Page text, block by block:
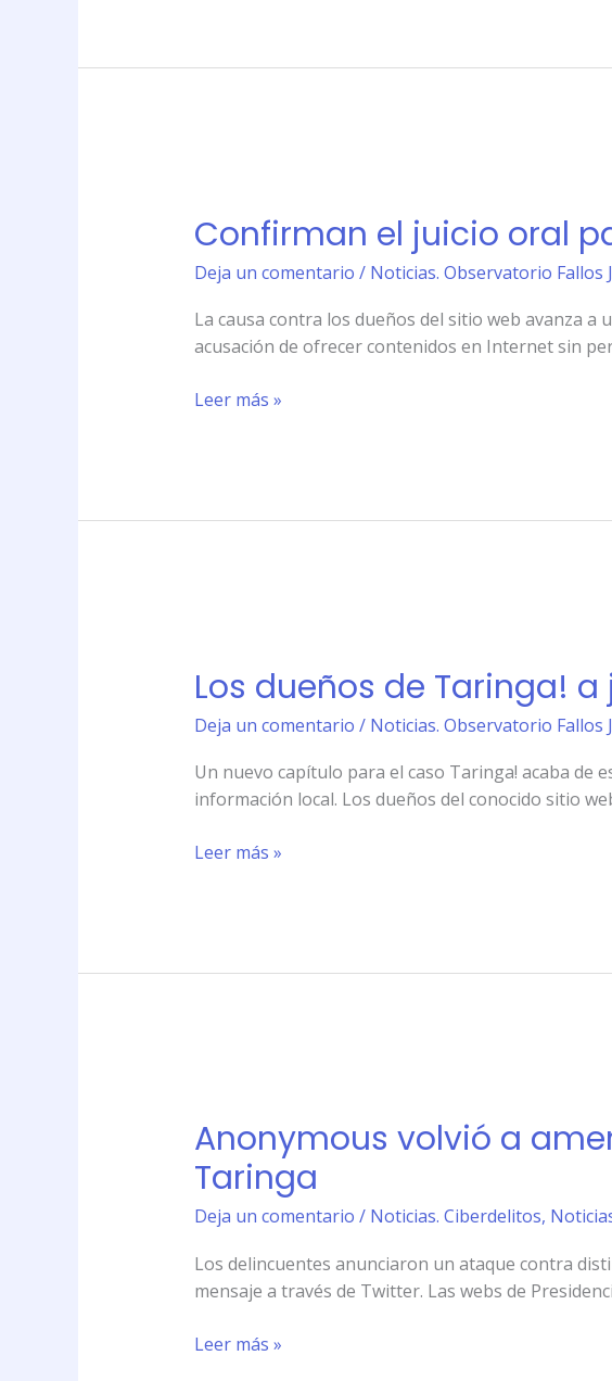
Confirman el juicio oral
Deja un comentario / Noticias. Observatorio Fallos
La causa contra los dueños del sitio web avanza a
acusación de ofrecer contenidos en Internet sin
juicio
para
los
creadores
Taringa!
Leer más »
Los dueños de Taringa!
Deja un comentario / Noticias. Observatorio Fallos
Un nuevo capítulo para el caso Taringa! acaba de
información local. Los dueños del conocido sitio
de
a
juicio
oral
público
Leer más »
Anonymous volvió a
Taringa
Deja un comentario / Noticias. Ciberdelitos,
Los delincuentes anunciaron un ataque contra
mensaje a través de Twitter. Las webs de
a
amenazar
con
hackear
oficiales
por
Leer más »